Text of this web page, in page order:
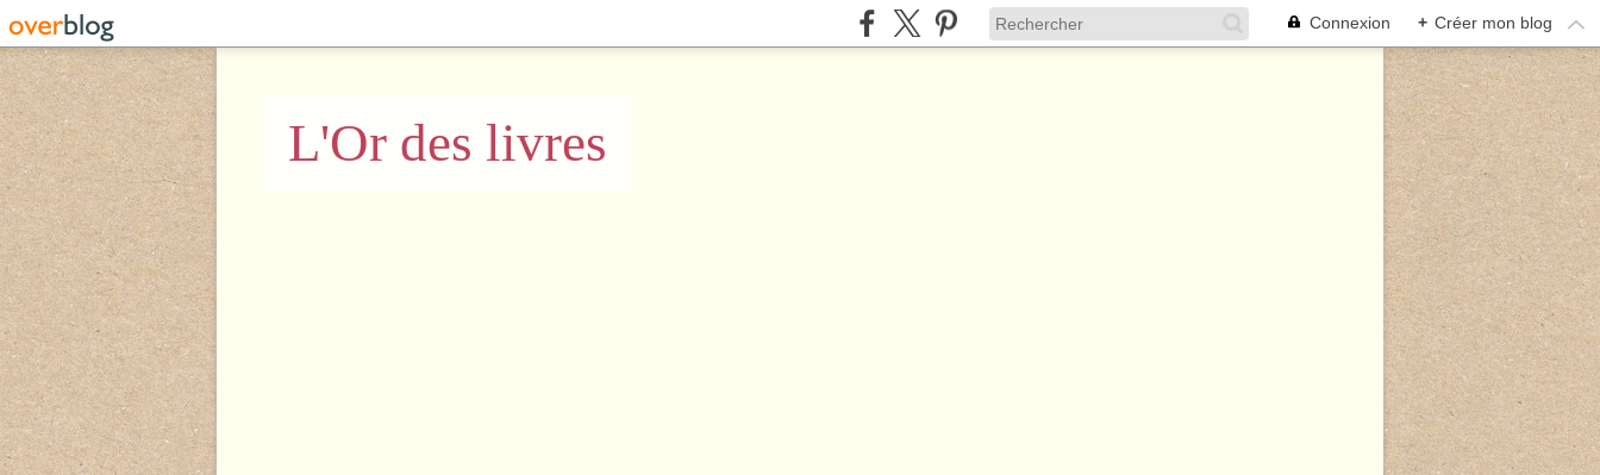
Connexion + Créer mon blog
L'Or des livres